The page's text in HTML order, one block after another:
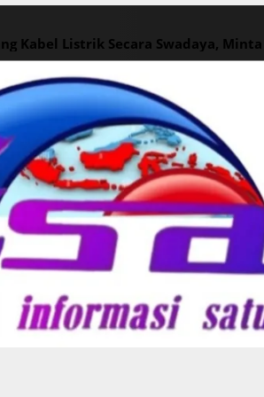
Kabel Listrik Secara Swadaya, Minta